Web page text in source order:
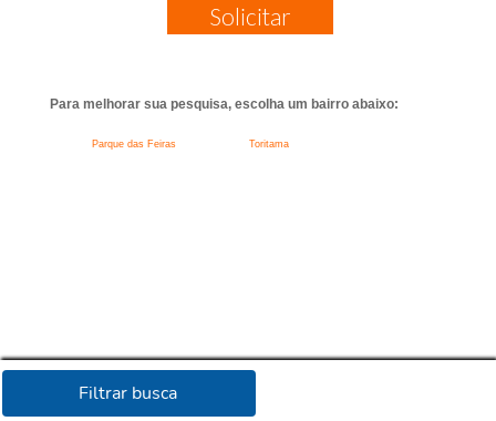
Filtrar busca
Solicitar
Para melhorar sua pesquisa, escolha um bairro abaixo:
Parque das Feiras Toritama